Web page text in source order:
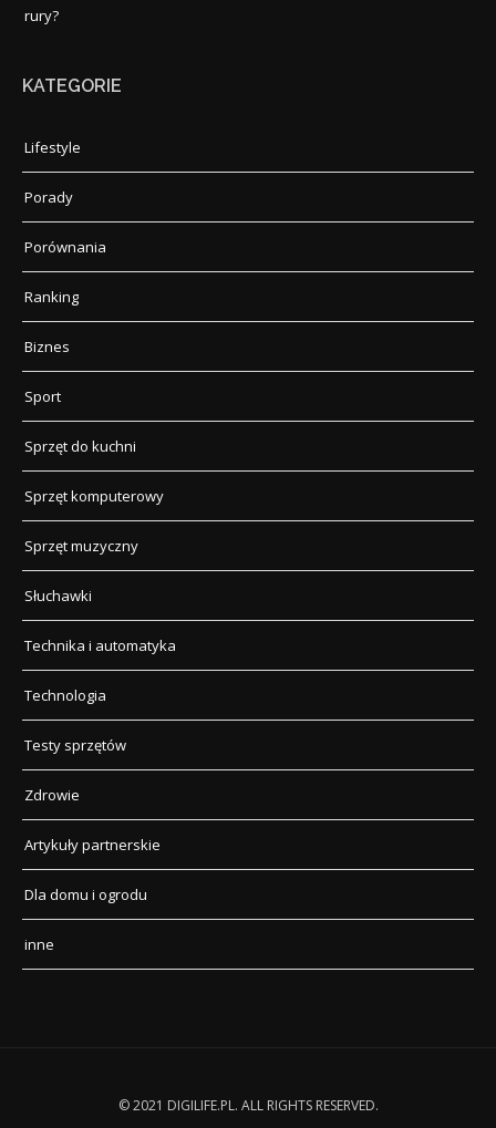
rury?
KATEGORIE
Lifestyle
Porady
Porównania
Ranking
Biznes
Sport
Sprzęt do kuchni
Sprzęt komputerowy
Sprzęt muzyczny
Słuchawki
Technika i automatyka
Technologia
Testy sprzętów
Zdrowie
Artykuły partnerskie
Dla domu i ogrodu
inne
© 2021 DIGILIFE.PL. ALL RIGHTS RESERVED.